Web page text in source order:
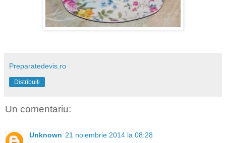
Preparatedevis.ro
Distribuiți
Un comentariu:
Unknown 21 noiembrie 2014 la 08:28